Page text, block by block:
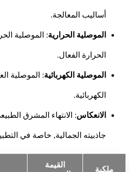
أساليب المعالجة.
الموصلية الحرارية: الموصلية
الحرارة الفعال.
الموصلية الكهربائية: الموصلية
الكهربائية.
الانعكاس
جاذبيته الجمالية, خاصة في
ملكية
القيمة